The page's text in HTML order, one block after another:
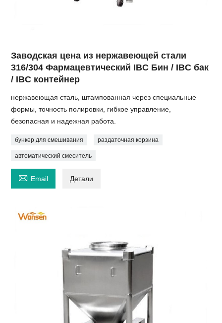
Заводская цена из нержавеющей стали
316/304 Фармацевтический IBC Бин / IBC бак
/ IBC контейнер
нержавеющая сталь, штампованная через специальные
формы, точность полировки, гибкое управление,
безопасная и надежная работа.
бункер для смешивания раздаточная корзина
автоматический смеситель
 Email Детали